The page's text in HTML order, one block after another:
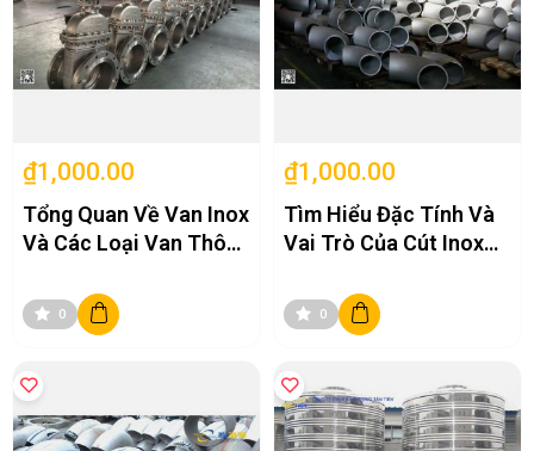
₫1,000.00
Tổng Quan Về Van Inox
Và Các Loại Van Thông
Hiện Nay
0
₫1,000.00
Tìm Hiểu Đặc Tính Và
Vai Trò Của Cút Inox
0